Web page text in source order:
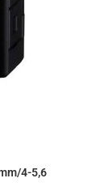
4-5,6